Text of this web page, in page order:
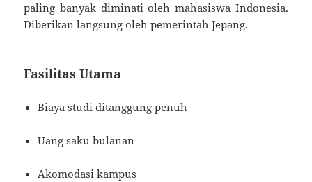
paling banyak diminati oleh mahasiswa Indonesia.
Diberikan langsung oleh pemerintah Jepang.
Fasilitas Utama
Biaya studi ditanggung penuh
Uang saku bulanan
Akomodasi kampus